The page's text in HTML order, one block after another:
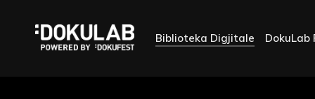
Biblioteka Digjitale DokuLab